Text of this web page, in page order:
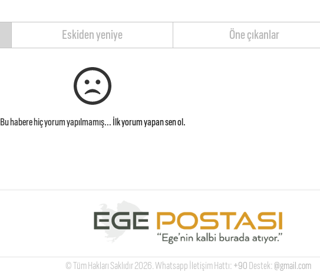
Eskiden yeniye Öne çıkanlar
Bu habere hiç yorum yapılmamış... İlk yorum yapan sen ol.
© Tüm Hakları Saklıdır 2026. Whatsapp İletişim Hattı: +90 Destek: @gmail.com